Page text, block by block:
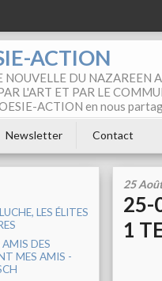
ACTION
NOUVELLE DU NAZAREEN
L'ART ET PAR LE
ACTION en nous
Newsletter Contact
LES ÉLITES
DES
MES AMIS -
25
25-
1